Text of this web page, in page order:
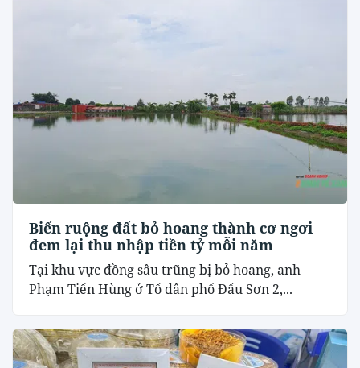
Biến ruộng đất bỏ hoang thành cơ ngơi
đem lại thu nhập tiền tỷ mỗi năm
Tại khu vực đồng sâu trũng bị bỏ hoang, anh
Phạm Tiến Hùng ở Tổ dân phố Đẩu Sơn 2,...